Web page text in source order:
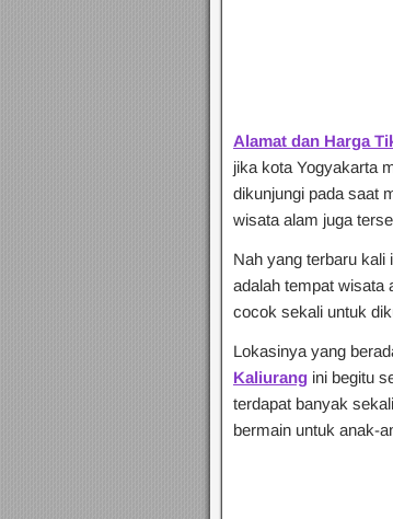
Alamat dan Harga
jika kota Yogyakarta
dikunjungi pada saat
wisata alam juga
Nah yang terbaru kali
adalah tempat wisata
cocok sekali untuk
Lokasinya yang
Kaliurang ini begitu
terdapat banyak
bermain untuk anak-